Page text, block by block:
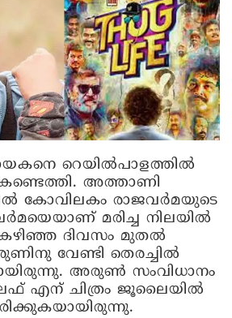
റെയില്‍പാളത്തില്‍
കണ്ടെത്തി. അത്താണി
കോവിലകം രാജവര്‍മയുടെ
മരിച്ച നിലയില്‍
ദിവസം മുതല്‍
വേണ്ടി തെരച്ചില്‍
അരുണ്‍ സംവിധാനം
എന് ചിത്രം ജൂലൈയില്‍